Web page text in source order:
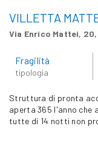
VILLETTA
Via Enrico Mattei,
Fragilità
tipologia
Struttura di pronta
aperta 365 l'anno che
tutte di 14 notti non